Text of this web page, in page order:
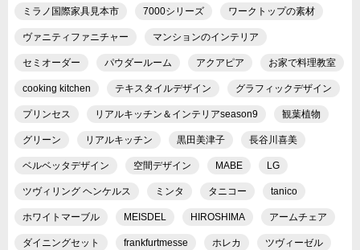
ミラノ国際家具見本市 7000シリーズ ワークトップの素材
ヴァニティファニチャー マンションのインテリア
セミオーダー パウダールーム アクアピア お家で料理教室
cooking kitchen テキスタイルデザイン グラフィックデザイン
プリンセス リアルキッチン＆インテリアseason9 観葉植物
グリーン リアルキッチン 黒田美津子 長谷川喜美
ベルベッタデザイン 空間デザイン MABE LG
ツヴィリング ヘンケルス ミンタ タニコー tanico
ホワイトマーブル MEISDEL HIROSHIMA アームチェア
ダイニングセット frankfurtmesse ホレカ ツヴィーゼル